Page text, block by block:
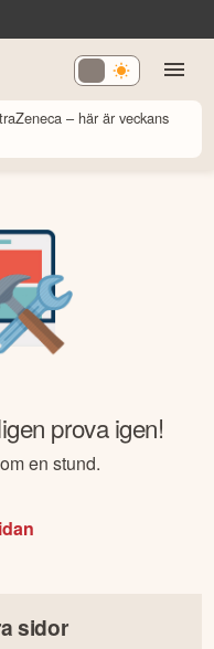
– här är veckans
prova igen!
en stund.
sidor